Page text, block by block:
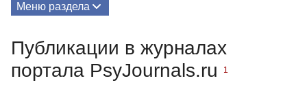
Меню раздела
Публикации в журналах
портала PsyJournals.ru
1